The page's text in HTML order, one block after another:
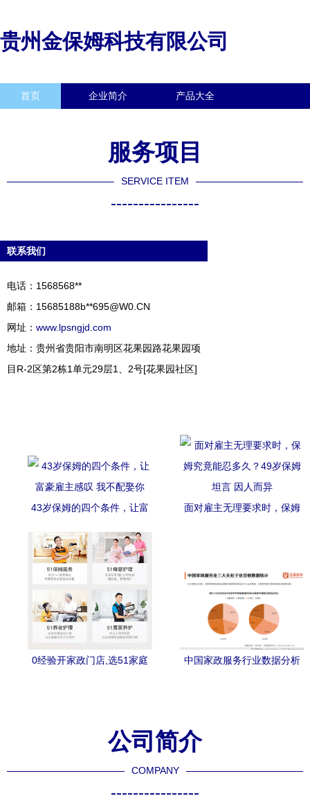
贵州金保姆科技有限公司
首页 企业简介 产品大全
服务项目
SERVICE ITEM
----------------
联系我们
电话：1568568**
邮箱：15685188b**695@W0.CN
网址： www.lpsngjd.com
地址：贵州省贵阳市南明区花果园路花果园项
目R-2区第2栋1单元29层1、2号[花果园社区]
43岁保姆的四个条件，让富
面对雇主无理要求时，保姆
0经验开家政门店,选51家庭
中国家政服务行业数据分析
公司简介
COMPANY
----------------